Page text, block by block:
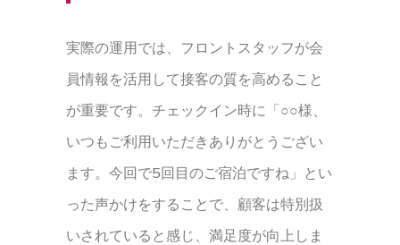
実際の運用では、フロントスタッフが会
員情報を活用して接客の質を高めること
が重要です。チェックイン時に「○○様、
いつもご利用いただきありがとうござい
ます。今回で5回目のご宿泊ですね」とい
った声かけをすることで、顧客は特別扱
いされていると感じ、満足度が向上しま